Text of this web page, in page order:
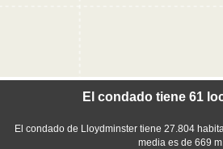
El condado tiene 61
El condado de Lloydminster tiene 27.804
media es de 669